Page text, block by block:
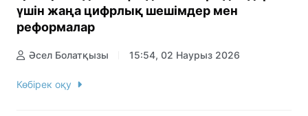
үшін жаңа цифрлық шешімдер мен
реформалар
Әсел Болатқызы 15:54, 02 Наурыз 2026
Көбірек оқу